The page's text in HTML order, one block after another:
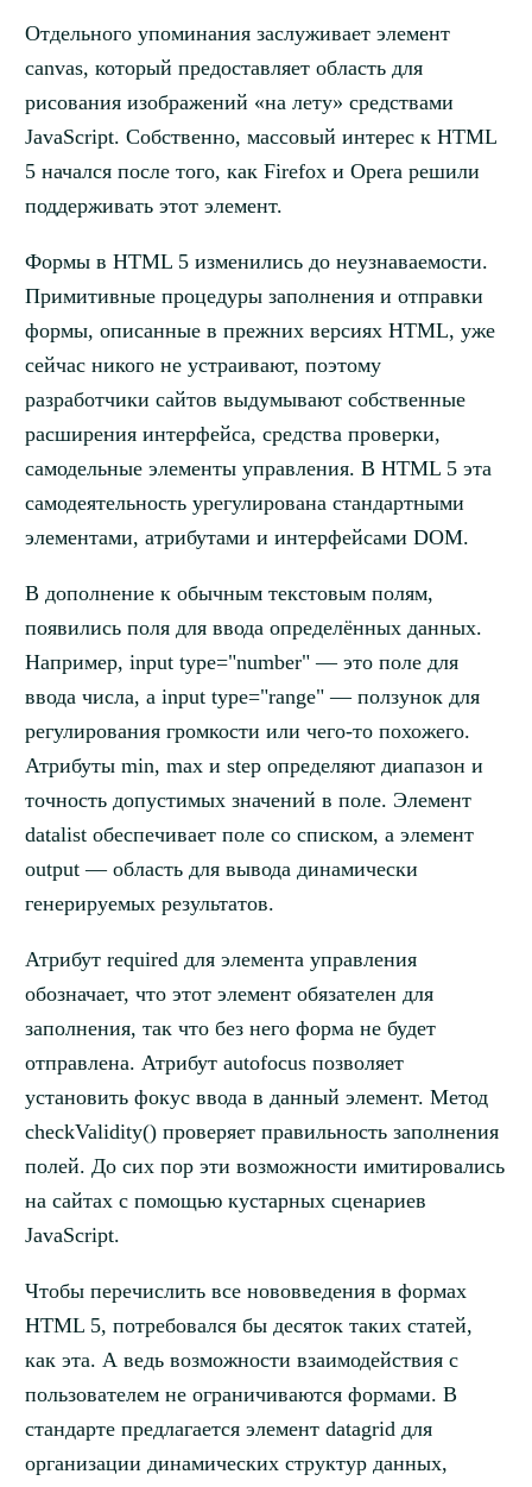
Отдельного упоминания заслуживает элемент
canvas, который предоставляет область для
рисования изображений «на лету» средствами
JavaScript. Собственно, массовый интерес к HTML
5 начался после того, как Firefox и Opera решили
поддерживать этот элемент.
Формы в HTML 5 изменились до неузнаваемости.
Примитивные процедуры заполнения и отправки
формы, описанные в прежних версиях HTML, уже
сейчас никого не устраивают, поэтому
разработчики сайтов выдумывают собственные
расширения интерфейса, средства проверки,
самодельные элементы управления. В HTML 5 эта
самодеятельность урегулирована стандартными
элементами, атрибутами и интерфейсами DOM.
В дополнение к обычным текстовым полям,
появились поля для ввода определённых данных.
Например, input type="number" — это поле для
ввода числа, а input type="range" — ползунок для
регулирования громкости или чего-то похожего.
Атрибуты min, max и step определяют диапазон и
точность допустимых значений в поле. Элемент
datalist обеспечивает поле со списком, а элемент
output — область для вывода динамически
генерируемых результатов.
Атрибут required для элемента управления
обозначает, что этот элемент обязателен для
заполнения, так что без него форма не будет
отправлена. Атрибут autofocus позволяет
установить фокус ввода в данный элемент. Метод
checkValidity() проверяет правильность заполнения
полей. До сих пор эти возможности имитировались
на сайтах с помощью кустарных сценариев
JavaScript.
Чтобы перечислить все нововведения в формах
HTML 5, потребовался бы десяток таких статей,
как эта. А ведь возможности взаимодействия с
пользователем не ограничиваются формами. В
стандарте предлагается элемент datagrid для
организации динамических структур данных,